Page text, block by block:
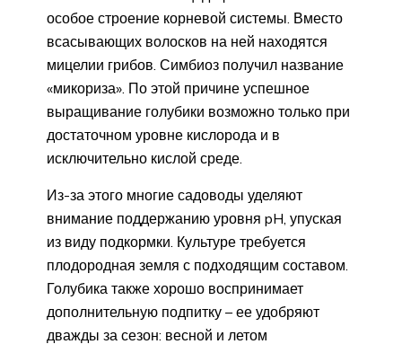
особое строение корневой системы. Вместо
всасывающих волосков на ней находятся
мицелии грибов. Симбиоз получил название
«микориза». По этой причине успешное
выращивание голубики возможно только при
достаточном уровне кислорода и в
исключительно кислой среде.
Из-за этого многие садоводы уделяют
внимание поддержанию уровня pH, упуская
из виду подкормки. Культуре требуется
плодородная земля с подходящим составом.
Голубика также хорошо воспринимает
дополнительную подпитку – ее удобряют
дважды за сезон: весной и летом